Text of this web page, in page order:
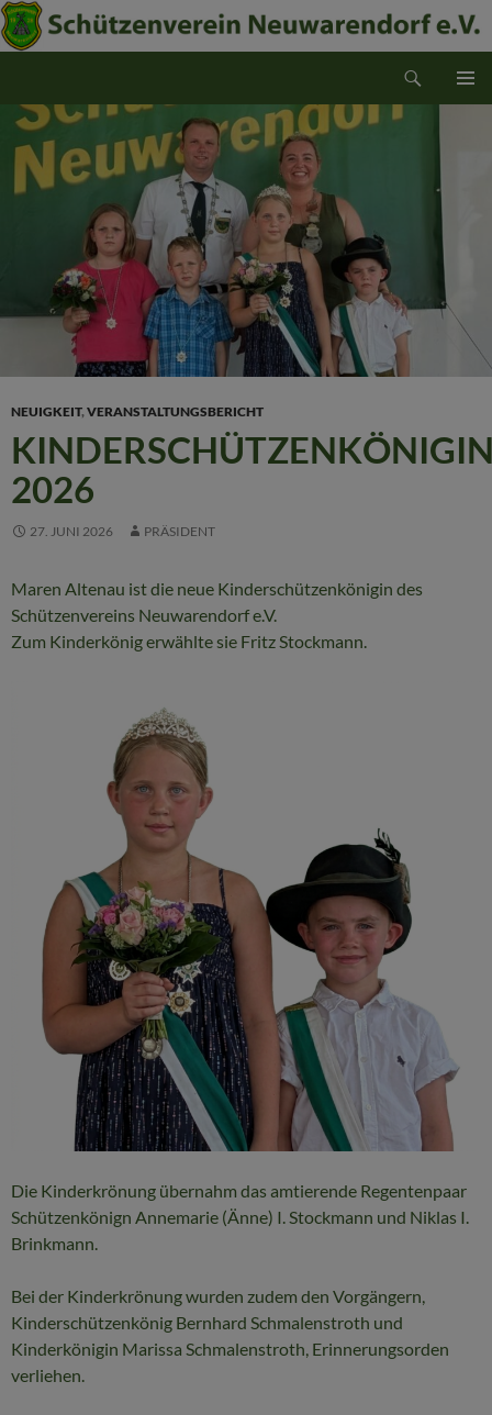
INHALT
SPRINGEN
NEUIGKEIT, VERANSTALTUNGSBERICHT
2026
27. JUNI 2026 PRÄSIDENT
Maren Altenau ist die neue Kinderschützenkönigin des
Schützenvereins Neuwarendorf e.V.
Zum Kinderkönig erwählte sie Fritz Stockmann.
Die Kinderkrönung übernahm das amtierende Regentenpaar
Schützenkönign Annemarie (Änne) I. Stockmann und Niklas I.
Brinkmann.
Bei der Kinderkrönung wurden zudem den Vorgängern,
Kinderschützenkönig Bernhard Schmalenstroth und
Kinderkönigin Marissa Schmalenstroth, Erinnerungsorden
verliehen.